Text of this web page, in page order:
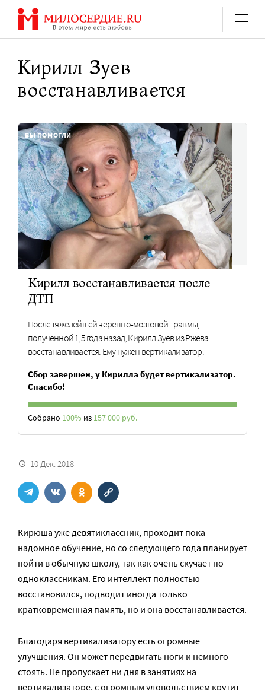
Перейти
содержанию
Кирилл Зуев
восстанавливается
Кирилл восстанавливается после
ДТП
После тяжелейшей черепно-мозговой травмы,
полученной 1,5 года назад, Кирилл Зуев из Ржева
восстанавливается. Ему нужен вертикализатор.
Сбор завершен, у Кирилла будет вертикализатор.
Спасибо!
Собрано 100% из 157 000 руб.
ВЫ ПОМОГЛИ
10 Дек. 2018
Кирюша уже девятиклассник, проходит пока
надомное обучение, но со следующего года планирует
пойти в обычную школу, так как очень скучает по
одноклассникам. Его интеллект полностью
восстановился, подводит иногда только
кратковременная память, но и она восстанавливается.
Благодаря вертикализатору есть огромные
улучшения. Он может передвигать ноги и немного
стоять. Не пропускает ни дня в занятиях на
вертикализаторе, с огромным удовольствием крутит